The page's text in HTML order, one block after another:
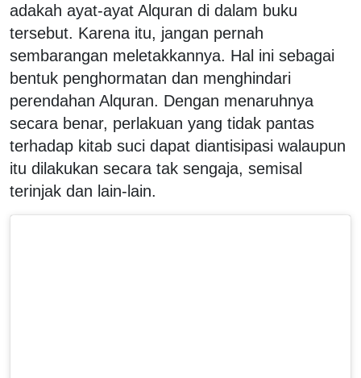
adakah ayat-ayat Alquran di dalam buku
tersebut. Karena itu, jangan pernah
sembarangan meletakkannya. Hal ini sebagai
bentuk penghormatan dan menghindari
perendahan Alquran. Dengan menaruhnya
secara benar, perlakuan yang tidak pantas
terhadap kitab suci dapat diantisipasi walaupun
itu dilakukan secara tak sengaja, semisal
terinjak dan lain-lain.